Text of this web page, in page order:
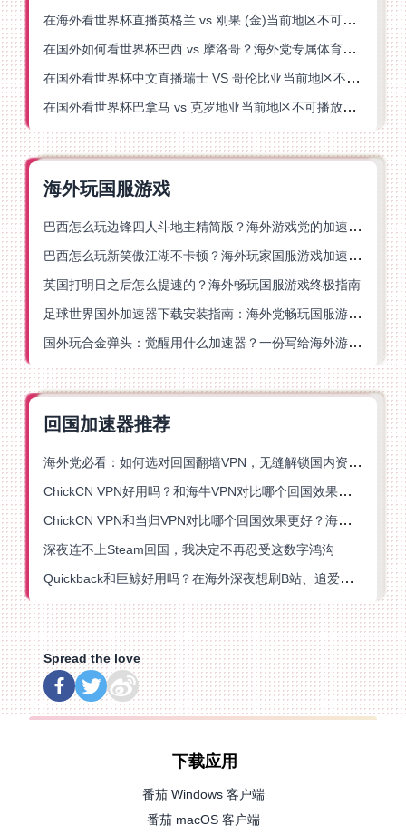
在海外看世界杯直播英格兰 vs 刚果 (金)当前地区不可播放？这篇指南帮你突破所有限制
在国外如何看世界杯巴西 vs 摩洛哥？海外党专属体育观赛指南来了
在国外看世界杯中文直播瑞士 VS 哥伦比亚当前地区不可播放？这篇指南帮你搞定
在国外看世界杯巴拿马 vs 克罗地亚当前地区不可播放？这篇指南帮你轻松解决海外体育直播难题
海外玩国服游戏
巴西怎么玩边锋四人斗地主精简版？海外游戏党的加速器终极选择
巴西怎么玩新笑傲江湖不卡顿？海外玩家国服游戏加速终极指南（附猫和老鼠一梦江湖实测）
英国打明日之后怎么提速的？海外畅玩国服游戏终极指南
足球世界国外加速器下载安装指南：海外党畅玩国服游戏的终极解决方案
国外玩合金弹头：觉醒用什么加速器？一份写给海外游子的畅玩指南
回国加速器推荐
海外党必看：如何选对回国翻墙VPN，无缝解锁国内资源？
ChickCN VPN好用吗？和海牛VPN对比哪个回国效果更好？
ChickCN VPN和当归VPN对比哪个回国效果更好？海外党亲测后选了它
深夜连不上Steam回国，我决定不再忍受这数字鸿沟
Quickback和巨鲸好用吗？在海外深夜想刷B站、追爱奇艺的你，或许正需要这份答案
Spread the love
下载应用
番茄 Windows 客户端
番茄 macOS 客户端